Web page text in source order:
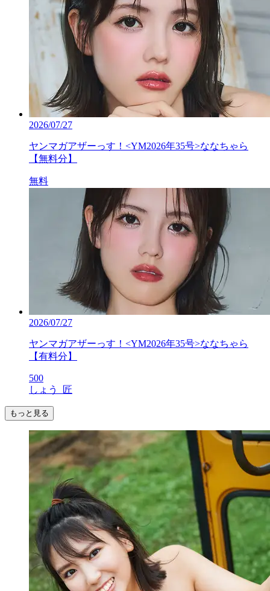
2026/07/27
ヤンマガアザーっす！<YM2026年35号>ななちゃら
【無料分】
無料
2026/07/27
ヤンマガアザーっす！<YM2026年35号>ななちゃら
【有料分】
500
しょう_匠
もっと見る